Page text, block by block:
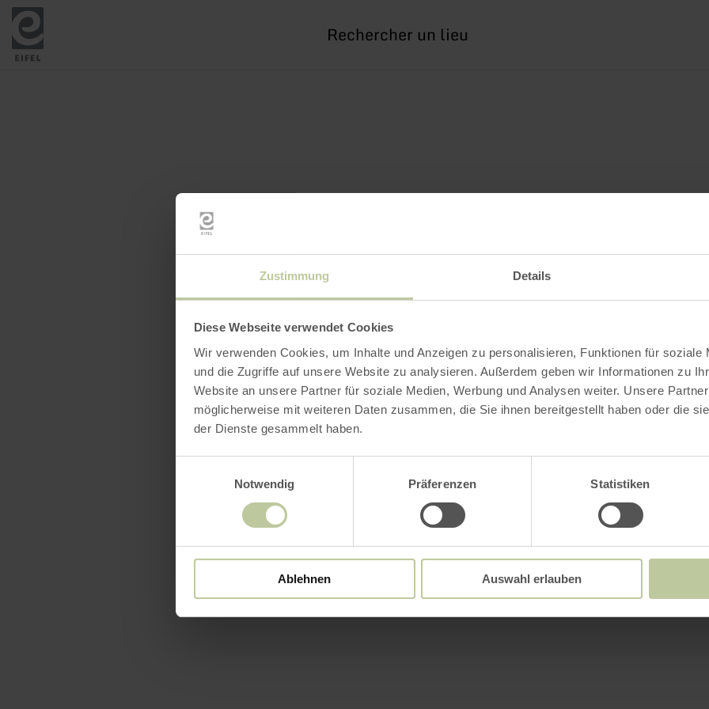
Zustimmung Details
Diese Webseite verwendet Cookies
Wir verwenden Cookies, um Inhalte und Anzeigen zu personalisieren, Funktionen für soziale
und die Zugriffe auf unsere Website zu analysieren. Außerdem geben wir Informationen zu
Website an unsere Partner für soziale Medien, Werbung und Analysen weiter. Unsere
möglicherweise mit weiteren Daten zusammen, die Sie ihnen bereitgestellt haben oder die
der Dienste gesammelt haben.
Notwendig
Präferenzen Statistiken
Ablehnen Auswahl erlauben
recherche